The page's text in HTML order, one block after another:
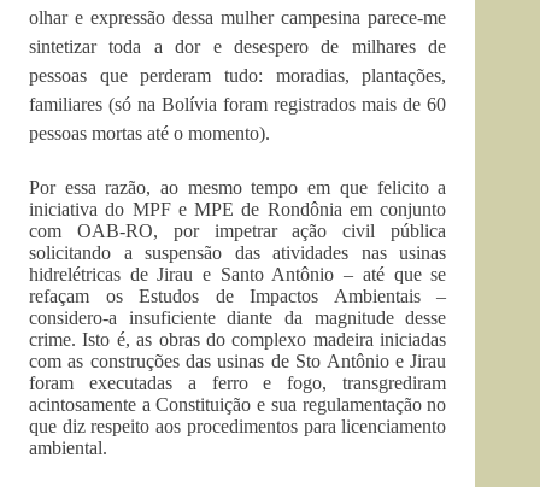
olhar e expressão dessa mulher campesina parece-me
sintetizar toda a dor e desespero de milhares de
pessoas que perderam tudo: moradias, plantações,
familiares (só na Bolívia foram registrados mais de 60
pessoas mortas até o momento).
Por essa razão, ao mesmo tempo em que felicito a
iniciativa do MPF e MPE de Rondônia em conjunto
com OAB-RO, por impetrar ação civil pública
solicitando a suspensão das atividades nas usinas
hidrelétricas de Jirau e Santo Antônio – até que se
refaçam os Estudos de Impactos Ambientais –
considero-a insuficiente diante da magnitude desse
crime. Isto é, as obras do complexo madeira iniciadas
com as construções das usinas de Sto Antônio e Jirau
foram executadas a ferro e fogo, transgrediram
acintosamente a Constituição e sua regulamentação no
que diz respeito aos procedimentos para licenciamento
ambiental.